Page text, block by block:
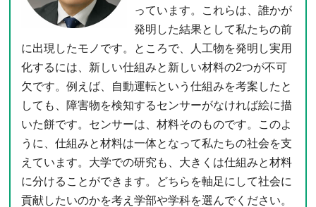
っています。これらは、誰かが
発明した結果として私たちの前
に出現したモノです。ところで、人工物を発明し実用
化するには、新しい仕組みと新しい材料の2つが不可
欠です。例えば、自動運転という仕組みを考案したと
しても、障害物を検知するセンサーがなければ絵に描
いた餅です。センサーは、材料そのものです。このよ
うに、仕組みと材料は一体となって私たちの社会を支
えています。大学での研究も、大きくは仕組みと材料
に分けることができます。どちらを軸足にして社会に
貢献したいのかを考え学部や学科を選んでください。